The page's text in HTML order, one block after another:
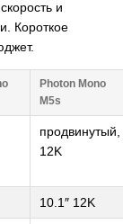
и
Короткое
Photon Mono
M5s
продвинутый,
12K
10.1″ 12K